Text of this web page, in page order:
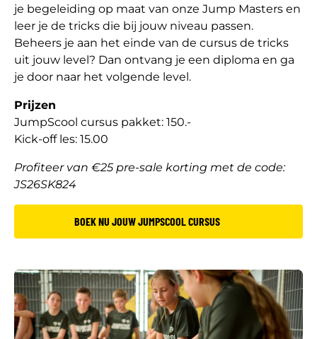
je begeleiding op maat van onze Jump Masters en
leer je de tricks die bij jouw niveau passen.
Beheers je aan het einde van de cursus de tricks
uit jouw level? Dan ontvang je een diploma en ga
je door naar het volgende level.
Prijzen
JumpScool cursus pakket: 150.-
Kick-off les: 15.00
Profiteer van €25 pre-sale korting met de code:
JS26SK824
BOEK NU JOUW JUMPSCOOL CURSUS